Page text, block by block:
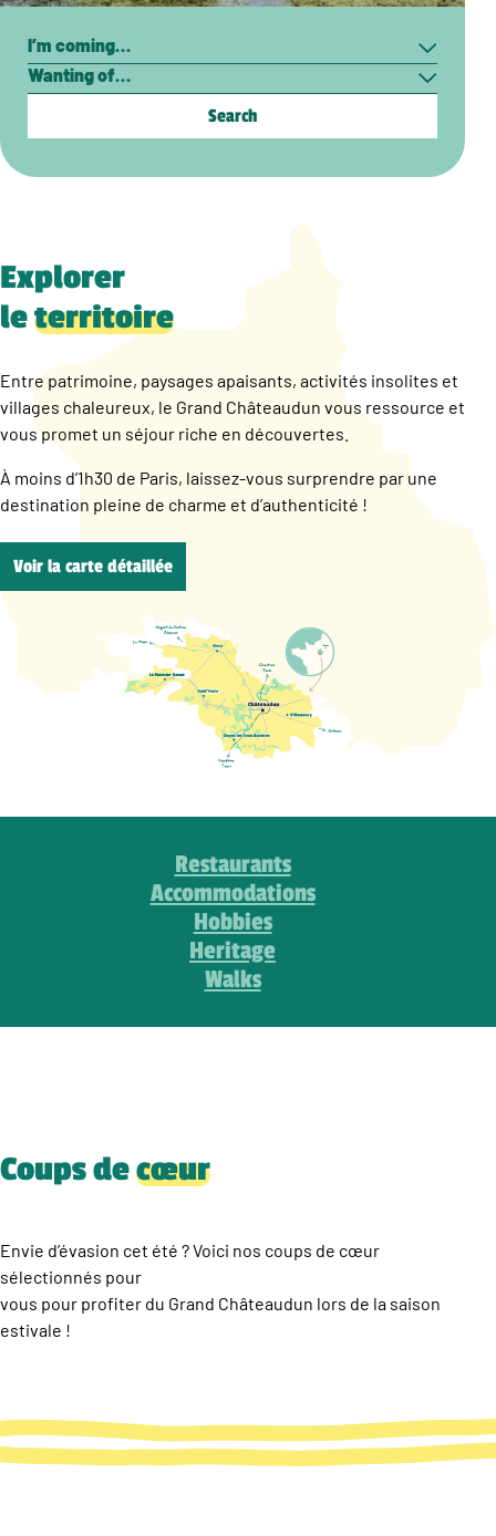
Search
Explorer
leterritoire
Entre patrimoine, paysages apaisants, activités insolites et
villages chaleureux, le Grand Châteaudun vous ressource et
vous promet un séjour riche en découvertes.
À moins d’1h30 de Paris, laissez-vous surprendre par une
destination pleine de charme et d’authenticité !
Voir la carte détaillée
Restaurants
Accommodations
Hobbies
Heritage
Walks
Coups decœur
Envie d’évasion cet été ? Voici nos coups de cœur
sélectionnés pour
vous pour profiter du Grand Châteaudun lors de la saison
estivale !